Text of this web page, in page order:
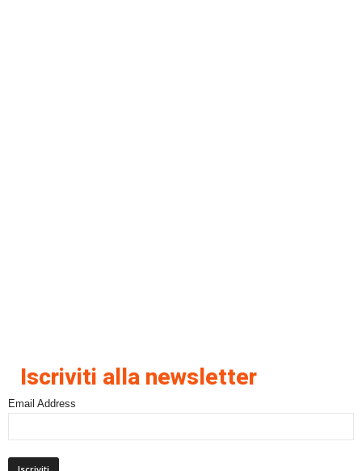
Iscriviti alla newsletter
Email Address